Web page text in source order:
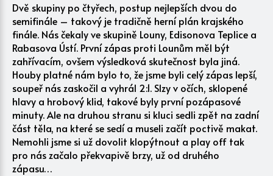
Dvě skupiny po čtyřech, postup nejlepších dvou do
semifinále – takový je tradičně herní plán krajského
finále. Nás čekaly ve skupině Louny, Edisonova Teplice a
Rabasova Ústí. První zápas proti Lounům měl být
zahřívacím, ovšem výsledková skutečnost byla jiná.
Houby platné nám bylo to, že jsme byli celý zápas lepší,
soupeř nás zaskočil a vyhrál 2:1. Slzy v očích, sklopené
hlavy a hrobový klid, takové byly první pozápasové
minuty. Ale na druhou stranu si kluci sedli zpět na zadní
část těla, na které se sedí a museli začít poctivě makat.
Nemohli jsme si už dovolit klopýtnout a play off tak
pro nás začalo překvapivě brzy, už od druhého
zápasu…